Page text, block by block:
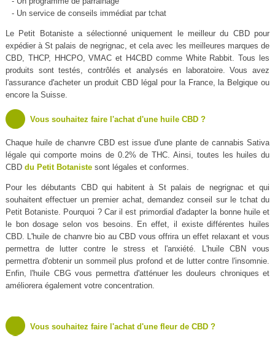
- Un service de conseils immédiat par tchat
Le Petit Botaniste a sélectionné uniquement le meilleur du CBD pour
expédier à St palais de negrignac, et cela avec les meilleures marques de
CBD, THCP, HHCPO, VMAC et H4CBD comme White Rabbit. Tous les
produits sont testés, contrôlés et analysés en laboratoire. Vous avez
l'assurance d'acheter un produit CBD légal pour la France, la Belgique ou
encore la Suisse.
Vous souhaitez faire l'achat d'une huile CBD ?
Chaque huile de chanvre CBD est issue d'une plante de cannabis Sativa
légale qui comporte moins de 0.2% de THC. Ainsi, toutes les huiles du
CBD du Petit Botanistesont légales et conformes.
Pour les débutants CBD qui habitent à St palais de negrignac et qui
souhaitent effectuer un premier achat, demandez conseil sur le tchat du
Petit Botaniste. Pourquoi ? Car il est primordial d'adapter la bonne huile et
le bon dosage selon vos besoins. En effet, il existe différentes huiles
CBD. L'huile de chanvre bio au CBD vous offrira un effet relaxant et vous
permettra de lutter contre le stress et l'anxiété. L'huile CBN vous
permettra d'obtenir un sommeil plus profond et de lutter contre l'insomnie.
Enfin, l'huile CBG vous permettra d'atténuer les douleurs chroniques et
améliorera également votre concentration.
Vous souhaitez faire l'achat d'une fleur de CBD ?